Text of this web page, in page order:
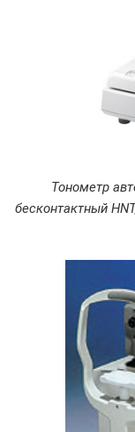
Тонометр
бесконтактный